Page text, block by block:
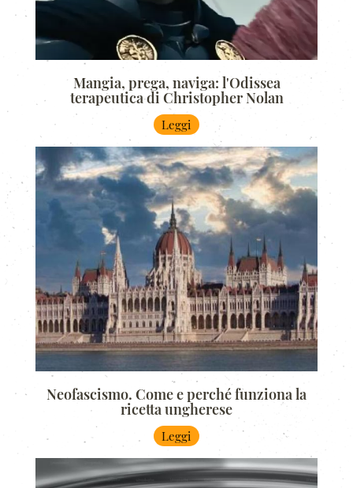
Mangia, prega, naviga: l'Odissea
terapeutica di Christopher Nolan
Leggi
Neofascismo. Come e perché funziona la
ricetta ungherese
Leggi